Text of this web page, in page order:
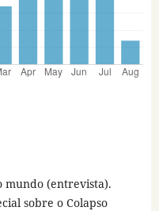
mundo (entrevista).
sobre o Colapso